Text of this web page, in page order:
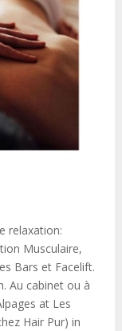
relaxation:
Musculaire,
Bars et Facelift.
Au cabinet ou à
at Les
Hair Pur) in